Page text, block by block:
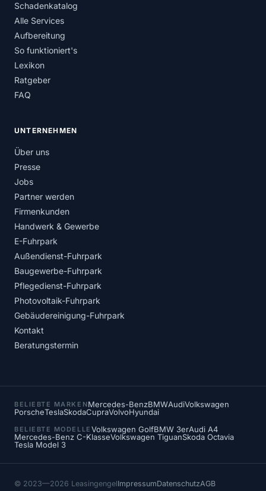
Schadenkatalog
Alle Services
Aufbereitung
So funktioniert's
Lexikon
Ratgeber
FAQ
UNTERNEHMEN
Über uns
Presse
Jobs
Partner werden
Firmenkunden
Handwerk & Gewerbe
E-Fuhrpark
Außendienst-Fuhrpark
Baugewerbe-Fuhrpark
Pflegedienst-Fuhrpark
Photovoltaik-Fuhrpark
Gebäudereinigung-Fuhrpark
Kontakt
Beratungstermin
BELIEBTE MARKENMercedes-BenzBMWAudiVolkswagen
PorscheTeslaSkodaCupraVolvoHyundai
BELIEBTE MODELLE Volkswagen GolfBMW 3erAudi A4
Mercedes-Benz C-KlasseVolkswagen TiguanSkoda Octavia
Tesla Model 3
© 2023—2026 LeasingengelImpressumDatenschutzAGB